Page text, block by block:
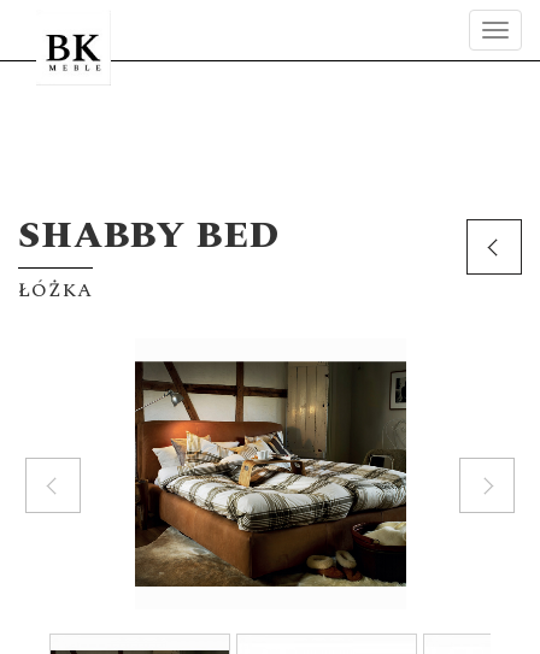
SHABBY BED
ŁÓŻKA